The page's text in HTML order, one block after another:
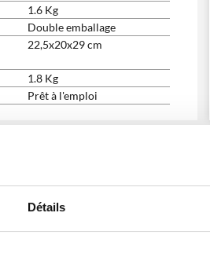
Détails
1.6 Kg
Double emballage
22,5x20x29 cm
1.8 Kg
Prêt à l'emploi